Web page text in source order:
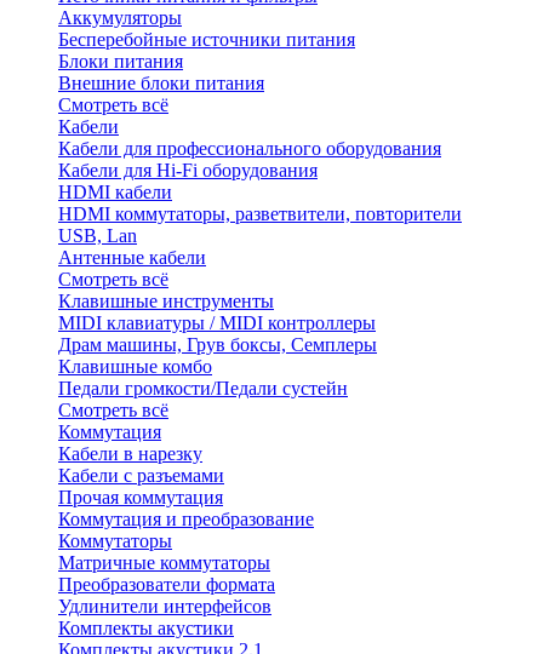
Аккумуляторы
Бесперебойные источники питания
Блоки питания
Внешние блоки питания
Смотреть всё
Кабели
Кабели для профессионального оборудования
Кабели для Hi-Fi оборудования
HDMI кабели
HDMI коммутаторы, разветвители, повторители
USB, Lan
Антенные кабели
Смотреть всё
Клавишные инструменты
MIDI клавиатуры / MIDI контроллеры
Драм машины, Грув боксы, Семплеры
Клавишные комбо
Педали громкости/Педали сустейн
Смотреть всё
Коммутация
Кабели в нарезку
Кабели с разъемами
Прочая коммутация
Коммутация и преобразование
Коммутаторы
Матричные коммутаторы
Преобразователи формата
Удлинители интерфейсов
Комплекты акустики
Комплекты акустики 2.1